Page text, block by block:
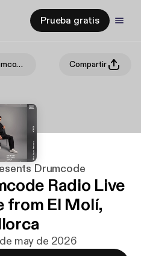
Prueba gratis
Adam Beyer presents Drumcode Compartir
Drumcode
Radio Live
from El Molí,
de may de 2026